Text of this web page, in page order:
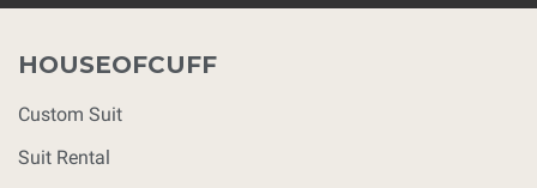
HOUSEOFCUFF
Custom Suit
Suit Rental